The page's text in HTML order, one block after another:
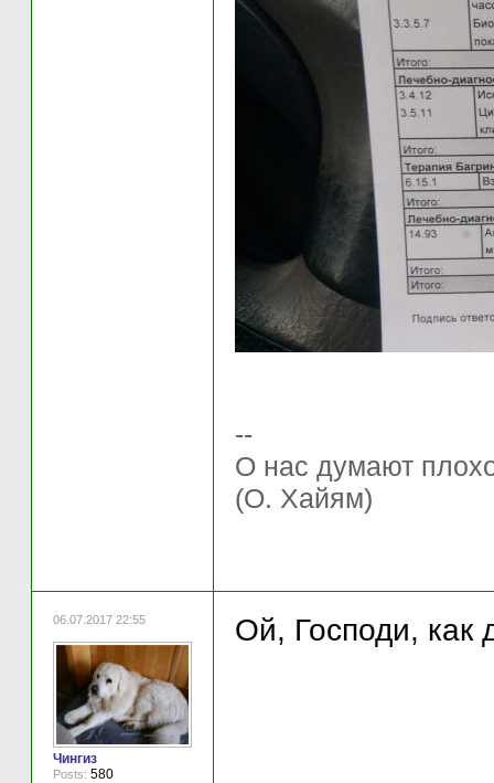
--
О нас думают
(О. Хайям)
06.07.2017 22:55
Чингиз
Posts: 580
Ой, Господи, как